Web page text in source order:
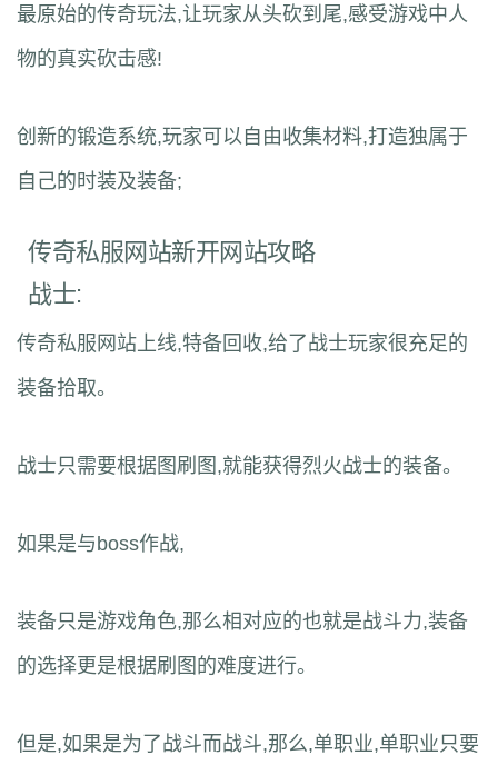
最原始的传奇玩法,让玩家从头砍到尾,感受游戏中人
物的真实砍击感!
创新的锻造系统,玩家可以自由收集材料,打造独属于
自己的时装及装备;
传奇私服网站新开网站攻略
战士:
传奇私服网站上线,特备回收,给了战士玩家很充足的
装备拾取。
战士只需要根据图刷图,就能获得烈火战士的装备。
如果是与boss作战,
装备只是游戏角色,那么相对应的也就是战斗力,装备
的选择更是根据刷图的难度进行。
但是,如果是为了战斗而战斗,那么,单职业,单职业只要